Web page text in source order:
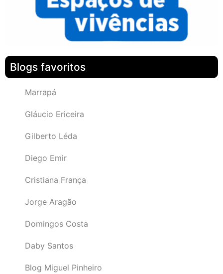
Blogs favoritos
Marrapá
Gláucio Ericeira
Gilberto Léda
Diego Emir
Cristiana França
Jorge Aragão
Domingos Costa
Daby Santos
Blog Miguel Pinheiro